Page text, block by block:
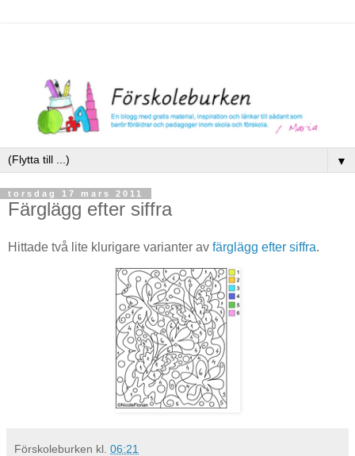
▼
torsdag 17 mars 2011
Färglägg efter siffra
Hittade två lite klurigare varianter av färglägg efter siffra.
Förskoleburken kl. 06:21